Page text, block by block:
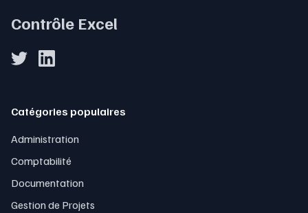
Contrôle Excel
Catégories populaires
Administration
Comptabilité
Documentation
Gestion de Projets